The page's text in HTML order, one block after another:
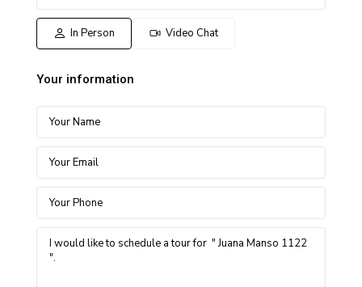
In Person Video Chat
Your information